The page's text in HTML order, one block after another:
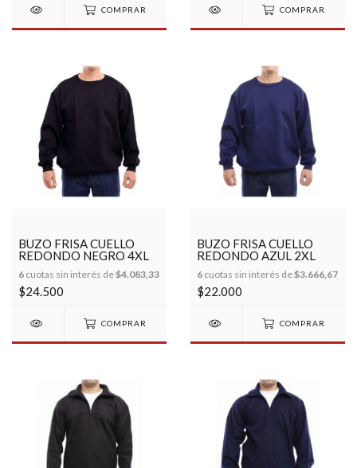
COMPRAR COMPRAR
BUZO FRISA CUELLO
REDONDO NEGRO 4XL
6 cuotas sin interés de$4.083,33
$24.500
COMPRAR
BUZO FRISA CUELLO
REDONDO AZUL 2XL
6 cuotas sin interés de$3.666,67
$22.000
COMPRAR